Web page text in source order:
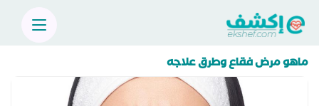
ماهو مرض فقاع وطرق علاجه